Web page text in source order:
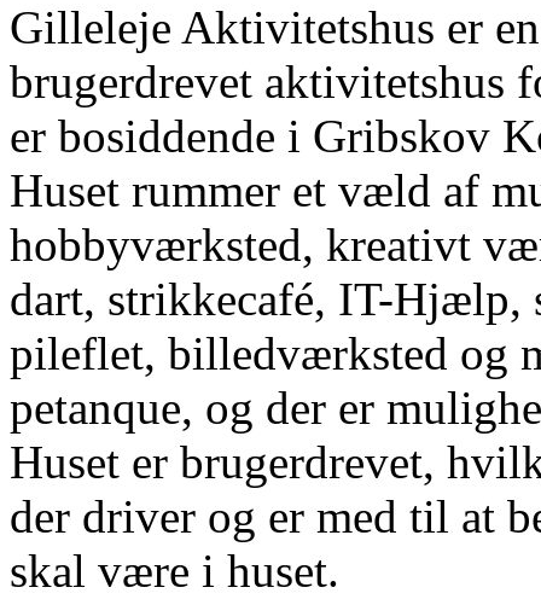
Gilleleje Aktivitetshus er
brugerdrevet aktivitetshus
er bosiddende i Gribskov
Huset rummer et væld af
hobbyværksted, kreativt
dart, strikkecafé, IT-Hjælp,
pileflet, billedværksted og
petanque, og der er
Huset er brugerdrevet,
der driver og er med til at
skal være i huset.